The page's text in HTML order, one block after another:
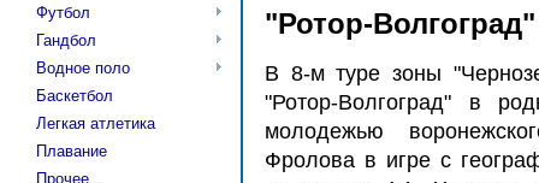
Футбол
Гандбол
Водное поло
Баскетбол
Легкая атлетика
Плавание
Прочее...
"Ротор-
В 8-м туре зоны
"Ротор-Волгоград" в
молодежью
Фролова в игре с